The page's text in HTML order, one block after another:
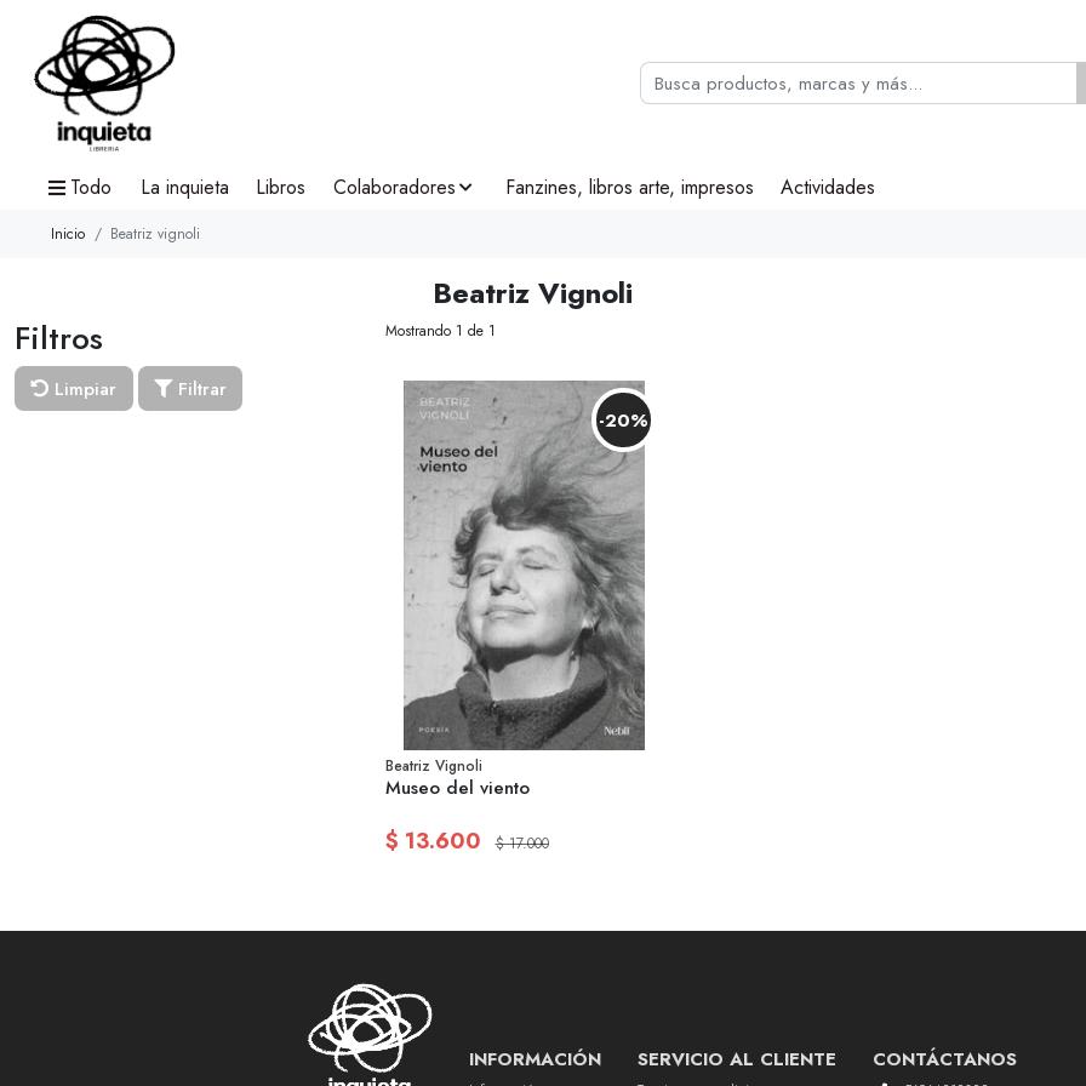
Todo La inquieta Libros Colaboradores Fanzines, libros arte, impresos Actividades
Inicio Beatriz vignoli
Beatriz Vignoli
Filtros
Limpiar Filtrar
Mostrando 1 de 1
-20%
Beatriz Vignoli
Museo del viento
$ 13.600 $ 17.000
INFORMACIÓN SERVICIO AL CLIENTE CONTÁCTANOS